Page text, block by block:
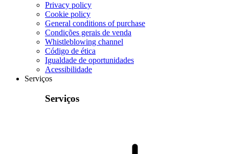
Privacy policy
Cookie policy
General conditions of purchase
Condições gerais de venda
Whistleblowing channel
Código de ética
Igualdade de oportunidades
Acessibilidade
Serviços
Serviços